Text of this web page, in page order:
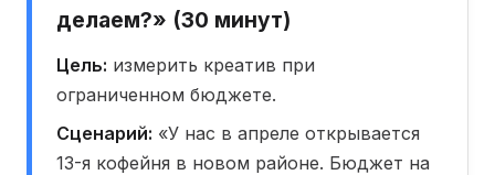
делаем?» (30 минут)
Цель: измерить креатив при
ограниченном бюджете.
Сценарий: «У нас в апреле открывается
13-я кофейня в новом районе. Бюджет на